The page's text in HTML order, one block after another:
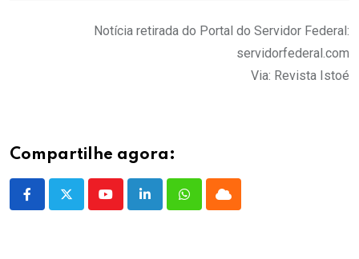
Notícia retirada do Portal do Servidor Federal:
servidorfederal.com
Via: Revista Istoé
Compartilhe agora:
YoutubeLinkedInWhatsappCloud